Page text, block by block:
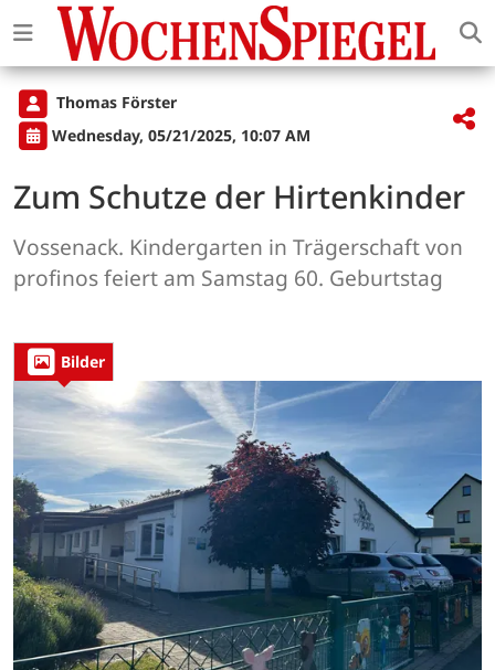
Thomas Förster
Wednesday, 05/21/2025, 10:07 AM
Zum Schutze der Hirtenkinder
Vossenack. Kindergarten in Trägerschaft von
profinos feiert am Samstag 60. Geburtstag
Bilder